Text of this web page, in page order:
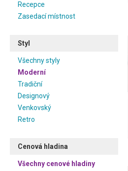
Recepce
Zasedací místnost
Styl
Všechny styly
Moderní
Tradiční
Designový
Venkovský
Retro
Cenová hladina
Všechny cenové hladiny